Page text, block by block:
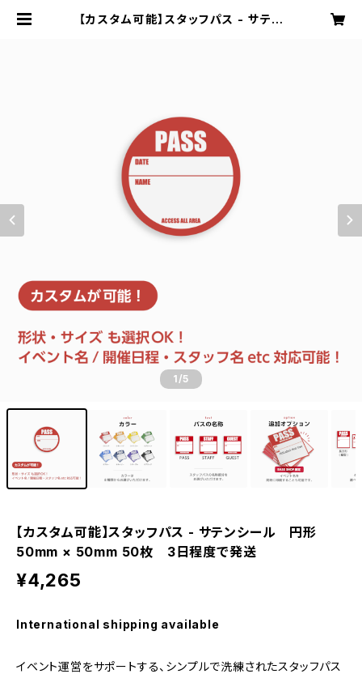
【カスタム可能】スタッフパス - サテン
1/5
【カスタム可能】スタッフパス - サテンシール 円形
50mm × 50mm 50枚 3日程度で発送
¥4,265
International shipping available
イベント運営をサポートする、シンプルで洗練されたスタッフパス